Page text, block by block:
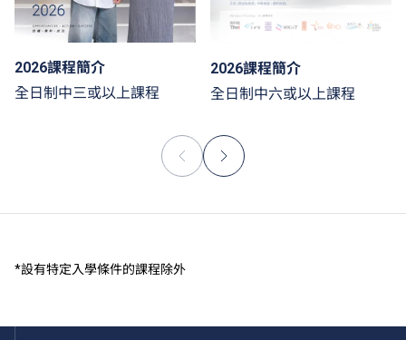
2026課程簡介
全日制中三或以上課程
2026課程簡介
全日制中六或以上課程
*設有特定入學條件的課程除外